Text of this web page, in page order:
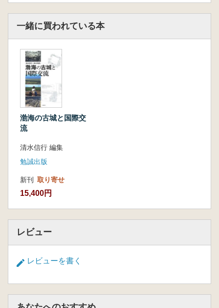
一緒に買われている本
渤海の古城と国際交
流
清水信行 編集
勉誠出版
新刊 取り寄せ
15,400円
レビュー
レビューを書く